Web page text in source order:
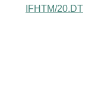
IFHTM/20.DT